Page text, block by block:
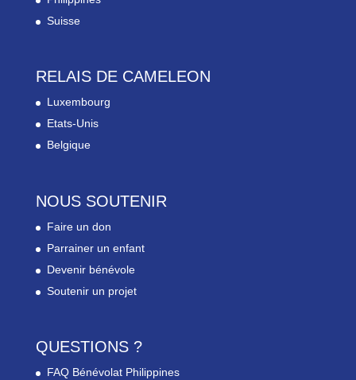
Suisse
RELAIS DE CAMELEON
Luxembourg
Etats-Unis
Belgique
NOUS SOUTENIR
Faire un don
Parrainer un enfant
Devenir bénévole
Soutenir un projet
QUESTIONS ?
FAQ Bénévolat Philippines